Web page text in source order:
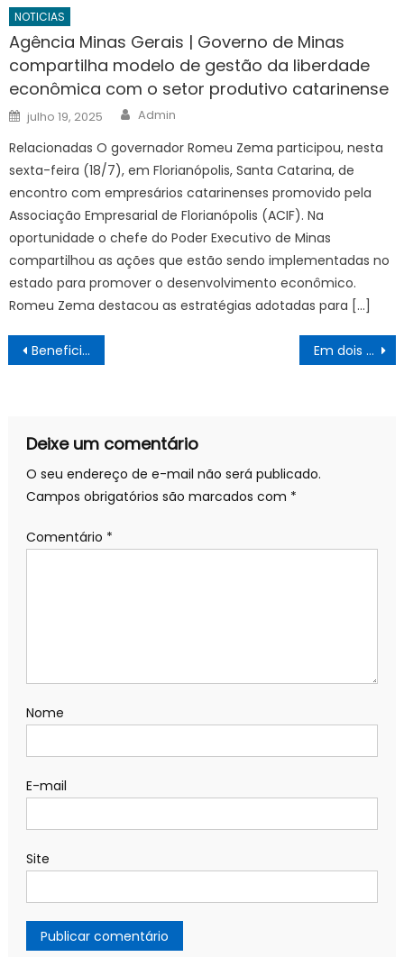
NOTICIAS
Agência Minas Gerais | Governo de Minas
compartilha modelo de gestão da liberdade
econômica com o setor produtivo catarinense
Posted
on
julho 19, 2025 Author
Admin
Relacionadas O governador Romeu Zema participou, nesta
sexta-feira (18/7), em Florianópolis, Santa Catarina, de
encontro com empresários catarinenses promovido pela
Associação Empresarial de Florianópolis (ACIF). Na
oportunidade o chefe do Poder Executivo de Minas
compartilhou as ações que estão sendo implementadas no
estado para promover o desenvolvimento econômico.
Romeu Zema destacou as estratégias adotadas para […]
Navegação
de
Beneficiários do Bolsa Família – Prefeitura Estância Turística Guaratinguetá Em dois dias de ‘saidinha’, polícia prende 142 infratores violando regras em SP
Deixe um comentário
O seu endereço de e-mail não será publicado.
Campos obrigatórios são marcados com *
Comentário *
Nome
E-mail
Site